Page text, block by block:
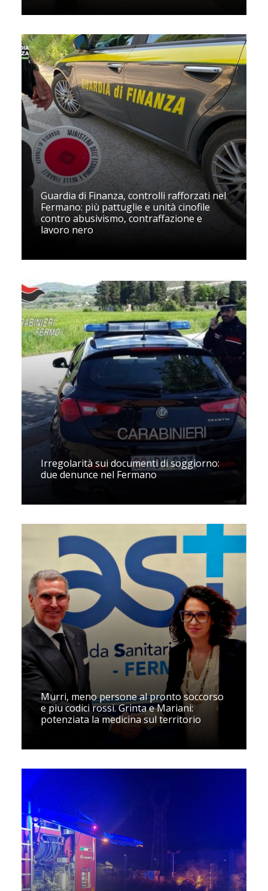
Guardia di Finanza, controlli rafforzati nel
Fermano: più pattuglie e unità cinofile
contro abusivismo, contraffazione e
lavoro nero
Irregolarità sui documenti di soggiorno:
due denunce nel Fermano
Murri, meno persone al pronto soccorso
e piu codici rossi. Grinta e Mariani:
potenziata la medicina sul territorio